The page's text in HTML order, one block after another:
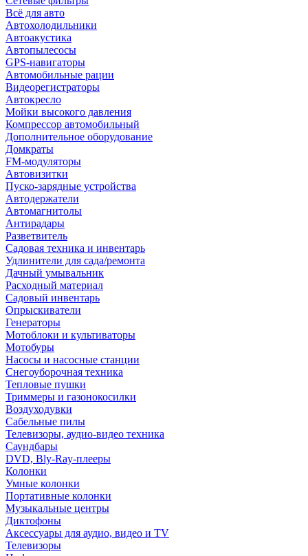
Всё для авто
Автохолодильники
Автоакустика
Автопылесосы
GPS-навигаторы
Автомобильные рации
Видеорегистраторы
Автокресло
Мойки высокого давления
Компрессор автомобильный
Дополнительное оборудование
Домкраты
FM-модуляторы
Автовизитки
Пуско-зарядные устройства
Автодержатели
Автомагнитолы
Антирадары
Разветвитель
Садовая техника и инвентарь
Удлинители для сада/ремонта
Дачный умывальник
Расходный материал
Садовый инвентарь
Опрыскиватели
Генераторы
Мотоблоки и культиваторы
Мотобуры
Насосы и насосные станции
Снегоуборочная техника
Тепловые пушки
Триммеры и газонокосилки
Воздуходувки
Сабельные пилы
Телевизоры, аудио-видео техника
Саундбары
DVD, Bly-Ray-плееры
Колонки
Умные колонки
Портативные колонки
Музыкальные центры
Диктофоны
Аксессуары для аудио, видео и TV
Телевизоры